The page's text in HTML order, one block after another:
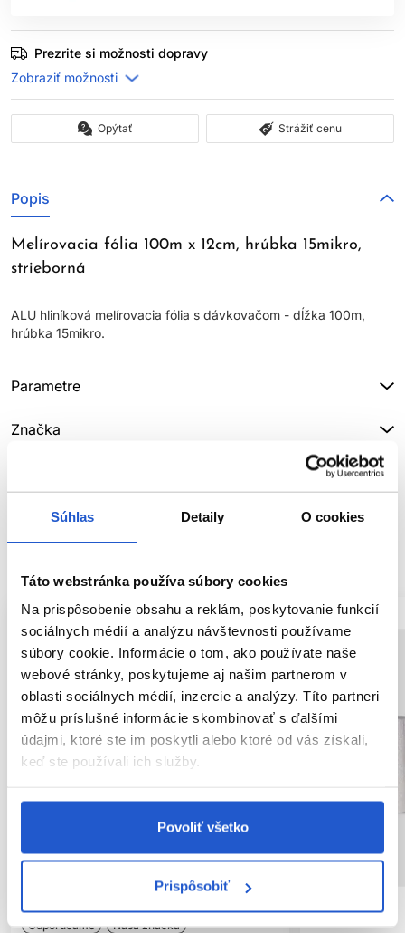
Súhlas Detaily O cookies
Táto webstránka používa súbory cookies
Na prispôsobenie obsahu a reklám, poskytovanie funkcií
sociálnych médií a analýzu návštevnosti používame
súbory cookie. Informácie o tom, ako používate naše
webové stránky, poskytujeme aj našim partnerom v
oblasti sociálnych médií, inzercie a analýzy. Títo partneri
môžu príslušné informácie skombinovať s ďalšími
údajmi, ktoré ste im poskytli alebo ktoré od vás získali,
keď ste používali ich služby.
Povoliť všetko
Prispôsobiť
Prezrite si možnosti dopravy
Opýtať Strážiť cenu
Popis
Melírovacia fólia 100m x 12cm, hrúbka 15mikro,
strieborná
ALU hliníková melírovacia fólia s dávkovačom - dĺžka 100m,
hrúbka 15mikro.
Parametre
Značka
Odporúčame Naša značka